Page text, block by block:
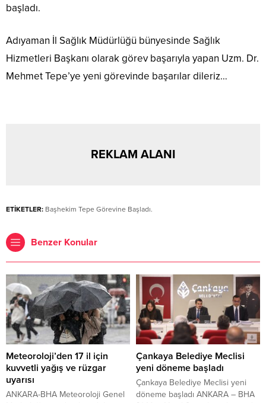
başladı.
Adıyaman İl Sağlık Müdürlüğü bünyesinde Sağlık
Hizmetleri Başkanı olarak görev başarıyla yapan Uzm. Dr.
Mehmet Tepe’ye yeni görevinde başarılar dileriz…
REKLAM ALANI
ETİKETLER: Başhekim Tepe Görevine Başladı.
Benzer Konular
Meteoroloji’den 17 il için
kuvvetli yağış ve rüzgar
uyarısı
ANKARA-BHA Meteoroloji Genel
Çankaya Belediye Meclisi
yeni döneme başladı
Çankaya Belediye Meclisi yeni
döneme başladı ANKARA – BHA